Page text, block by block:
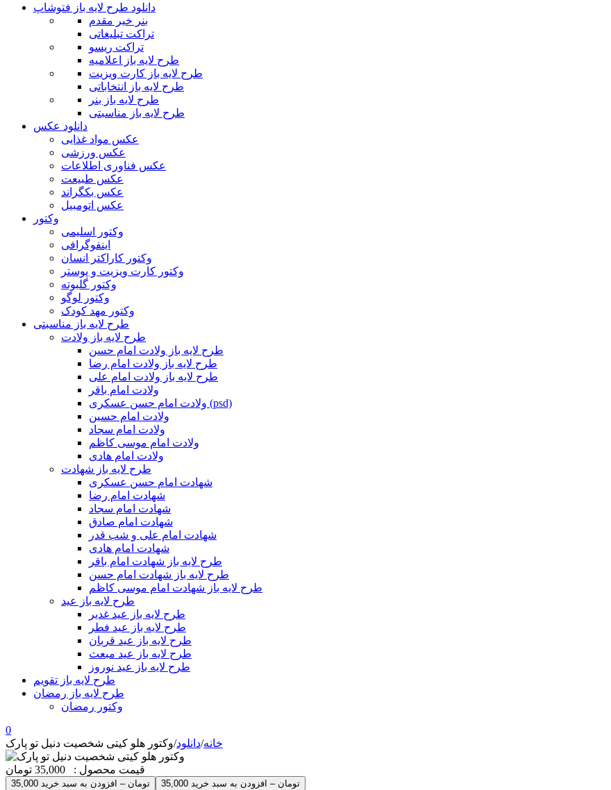
دانلود طرح لایه باز فتوشاپ
بنر خیر مقدم
تراکت تبلیغاتی
تراکت ریسو
طرح لایه باز اعلامیه
طرح لایه باز کارت ویزیت
طرح لایه باز انتخاباتی
طرح لایه باز بنر
طرح لایه باز مناسبتی
دانلود عکس
عکس مواد غذایی
عکس ورزشی
عکس فناوری اطلاعات
عکس طبیعت
عکس بکگراند
عکس اتومبیل
وکتور
وکتور اسلیمی
اینفوگرافی
وکتور کاراکتر انسان
وکتور کارت ویزیت و پوستر
وکتور گلبوته
وکتور لوگو
وکتور مهد کودک
طرح لایه باز مناسبتی
طرح لایه باز ولادت
طرح لایه باز ولادت امام حسن
طرح لایه باز ولادت امام رضا
طرح لایه باز ولادت امام علی
ولادت امام باقر
ولادت امام حسن عسکری (psd)
ولادت امام حسین
ولادت امام سجاد
ولادت امام موسی کاظم
ولادت امام هادی
طرح لایه باز شهادت
شهادت امام حسن عسکری
شهادت امام رضا
شهادت امام سجاد
شهادت امام صادق
شهادت امام علی و شب قدر
شهادت امام هادی
طرح لایه باز شهادت امام باقر
طرح لایه باز شهادت امام حسن
طرح لایه باز شهادت امام موسی کاظم
طرح لایه باز عید
طرح لایه باز عید غدیر
طرح لایه باز عید فطر
طرح لایه باز عید قربان
طرح لایه باز عید مبعث
طرح لایه باز عید نوروز
طرح لایه باز تقویم
طرح لایه باز رمضان
وکتور رمضان
0
خانه/دانلود/وکتور هلو کیتی شخصیت دنیل تو پارک
قیمت محصول : 35,000 تومان
35,000 تومان – افزودن به سبد خرید